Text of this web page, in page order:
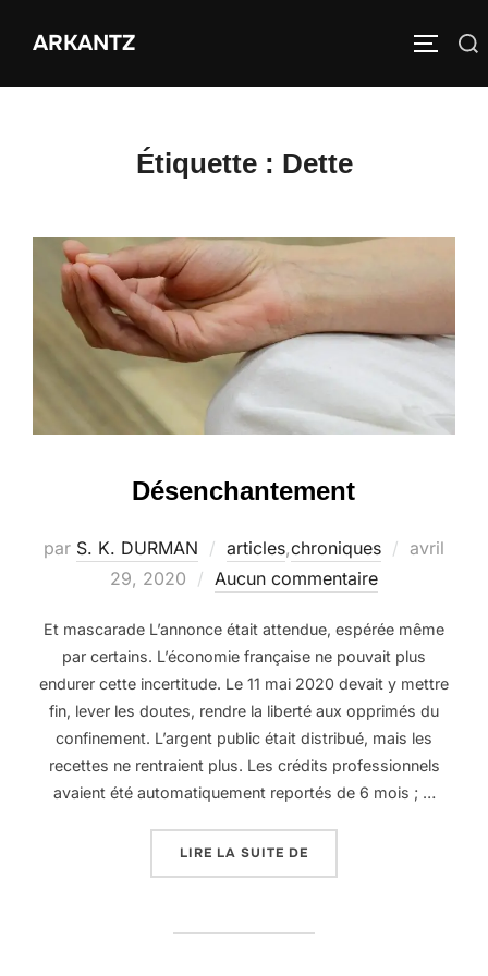
ARKANTZ Rechercher :
Étiquette : Dette
Désenchantement
par S. K. DURMAN articles,chroniques
Publié
avril
29, 2020
Aucun commentaire
Et mascarade L’annonce était attendue, espérée même
par certains. L’économie française ne pouvait plus
endurer cette incertitude. Le 11 mai 2020 devait y mettre
fin, lever les doutes, rendre la liberté aux opprimés du
confinement. L’argent public était distribué, mais les
recettes ne rentraient plus. Les crédits professionnels
avaient été automatiquement reportés de 6 mois ; …
LIRE LA SUITE DE